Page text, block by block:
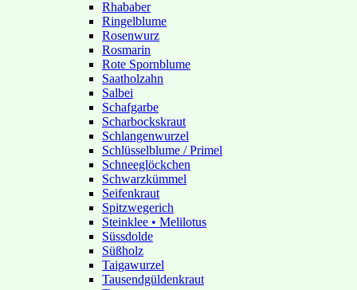
Rhababer
Ringelblume
Rosenwurz
Rosmarin
Rote Spornblume
Saatholzahn
Salbei
Schafgarbe
Scharbockskraut
Schlangenwurzel
Schlüsselblume / Primel
Schneeglöckchen
Schwarzkümmel
Seifenkraut
Spitzwegerich
Steinklee • Melilotus
Süssdolde
Süßholz
Taigawurzel
Tausendgüldenkraut